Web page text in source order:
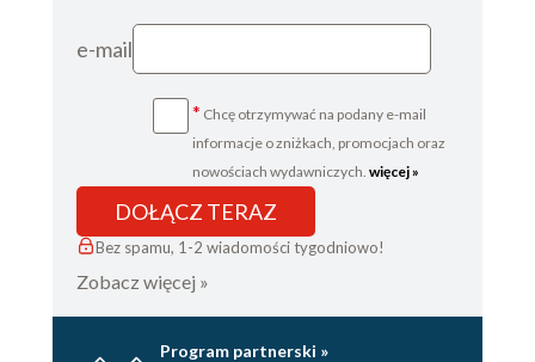
e-mail
* Chcę otrzymywać na podany e-mail
informacje o zniżkach, promocjach oraz
nowościach wydawniczych. więcej »
DOŁĄCZ TERAZ
Bez spamu, 1-2 wiadomości tygodniowo!
Zobacz więcej »
Program partnerski »